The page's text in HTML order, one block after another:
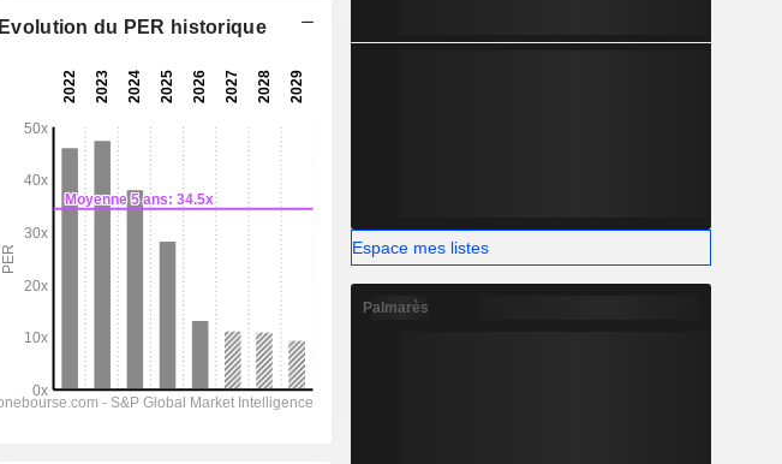
1 258 1 268 1 421
Evolution du PER historique
Espace mes listes
Palmarès